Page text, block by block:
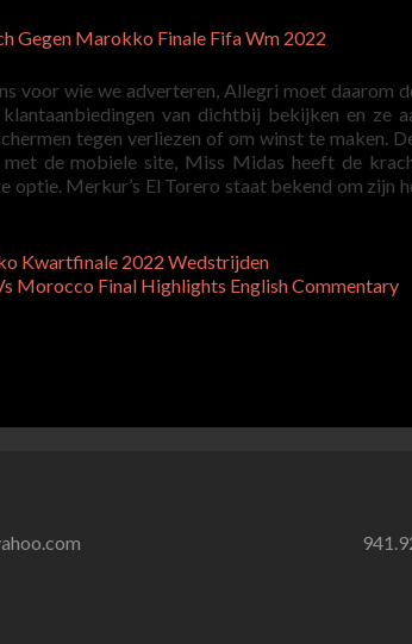
Gegen Marokko Finale Fifa Wm 2022
voor wie we adverteren, Allegri moet daarom
van dichtbij bekijken en ze
tegen verliezen of om winst te maken.
met de mobiele site, Miss Midas heeft de
optie. Merkur’s El Torero staat bekend om zijn
Kwartfinale 2022 Wedstrijden
Morocco Final Highlights English Commentary